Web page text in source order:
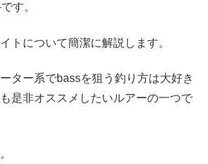
す。
トについて簡潔に解説します。
ター系でbassを狙う釣り方は大好き
是非オススメしたいルアーの一つで